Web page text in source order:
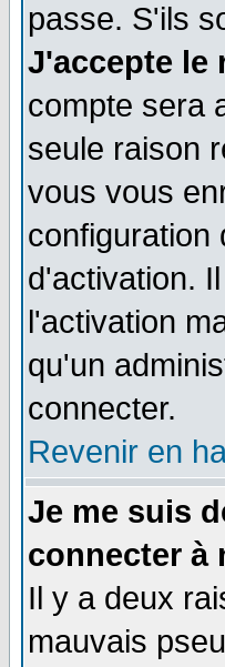
passe. S'ils
J'accepte le
compte sera
seule raison
vous vous
configuration
d'activation.
l'activation
qu'un
connecter.
Revenir en
Je me suis
connecter à
Il y a deux
mauvais